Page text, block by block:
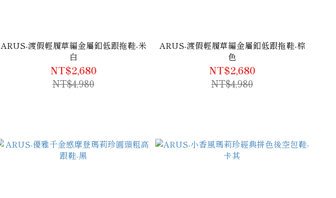
ARUS-渡假輕履草編金屬釦低跟拖鞋-米
白
NT$2,680
NT$4,980
ARUS-渡假輕履草編金屬釦低跟拖鞋-棕
色
NT$2,680
NT$4,980